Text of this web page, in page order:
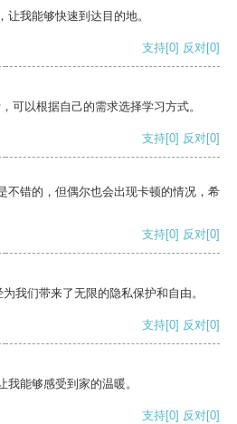
我能够快速到达目的地。
支持[0] 反对[0]
可以根据自己的需求选择学习方式。
支持[0] 反对[0]
不错的，但偶尔也会出现卡顿的情况，希
支持[0] 反对[0]
我们带来了无限的隐私保护和自由。
支持[0] 反对[0]
能够感受到家的温暖。
支持[0] 反对[0]